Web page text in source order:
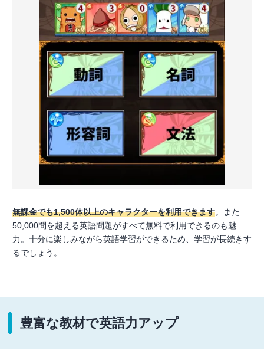
無課金でも1,500体以上のキャラクターを利用できます。また
50,000問を超える英語問題がすべて無料で利用できるのも魅
力。十分に楽しみながら英語学習ができるため、学習が長続きす
るでしょう。
豊富な教材で英語力アップ